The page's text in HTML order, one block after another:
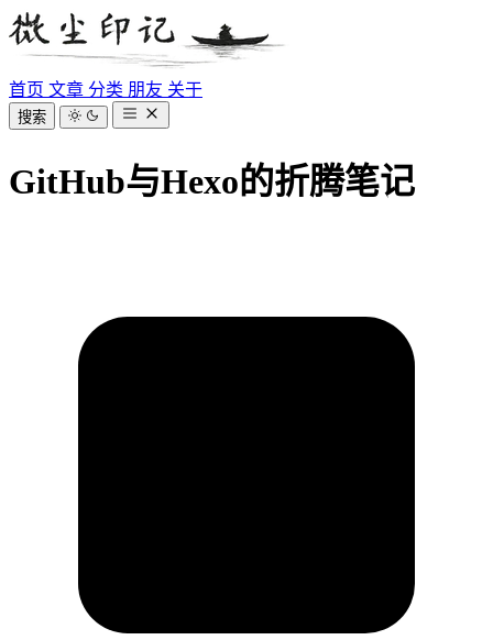
首页 文章 分类 朋友 关于
搜索
GitHub与Hexo的折腾笔记